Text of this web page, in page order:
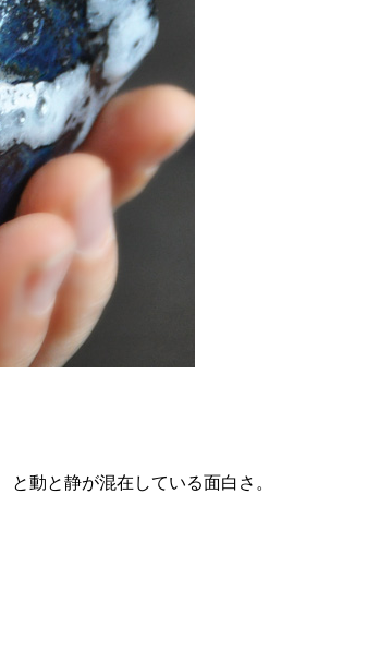
と動と静が混在している面白さ。